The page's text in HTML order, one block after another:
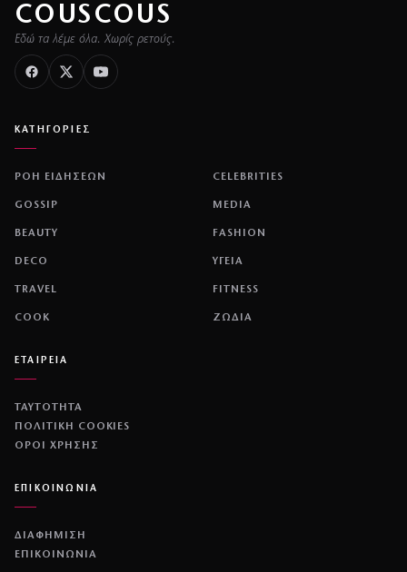
COUSCOUS
Εδώ τα λέμε όλα. Χωρίς ρετούς.
ΚΑΤΗΓΟΡΙΕΣ
ΡΟΗ ΕΙΔΗΣΕΩΝ CELEBRITIES
GOSSIP MEDIA
BEAUTY FASHION
DECO ΥΓΕΙΑ
TRAVEL FITNESS
COOK ΖΩΔΙΑ
ΕΤΑΙΡΕΙΑ
ΤΑΥΤΟΤΗΤΑ
ΠΟΛΙΤΙΚΉ COOKIES
ΌΡΟΙ ΧΡΉΣΗΣ
ΕΠΙΚΟΙΝΩΝΙΑ
ΔΙΑΦΗΜΙΣΗ
ΕΠΙΚΟΙΝΩΝΙΑ